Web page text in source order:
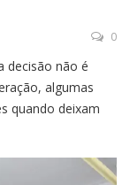
0
decisão não é
algumas
quando deixam
estratégico de 10